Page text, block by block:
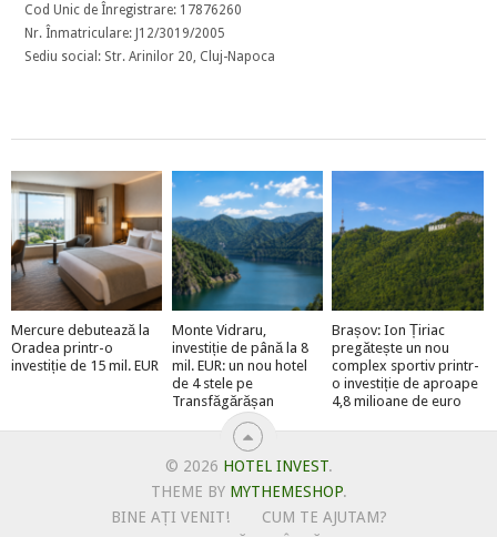
Cod Unic de Înregistrare: 17876260
Nr. Înmatriculare: J12/3019/2005
Sediu social: Str. Arinilor 20, Cluj-Napoca
Mercure debutează la
Oradea printr-o
investiție de 15 mil. EUR
Monte Vidraru,
investiție de până la 8
mil. EUR: un nou hotel
de 4 stele pe
Transfăgărășan
Brașov: Ion Țiriac
pregătește un nou
complex sportiv printr-
o investiție de aproape
4,8 milioane de euro
© 2026 HOTEL INVEST.
THEME BY MYTHEMESHOP.
BINE AȚI VENIT!
CUM TE AJUTAM?